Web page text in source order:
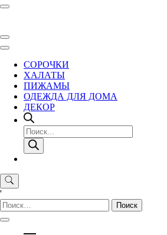
СОРОЧКИ
ХАЛАТЫ
ПИЖАМЫ
ОДЕЖДА ДЛЯ ДОМА
ДЕКОР
Поиск
товаров
'
Найти: